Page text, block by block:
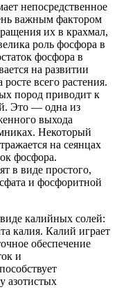
непосредственное
важным фактором
их в крахмал,
роль фосфора в
фосфора в
на развитии
всего растения.
пород приводит к
Это — одна из
выхода
Некоторый
на сеянцах
фосфора.
в виде простого,
и фосфоритной
калийных солей:
калия. Калий играет
обеспечение
и
азотистых